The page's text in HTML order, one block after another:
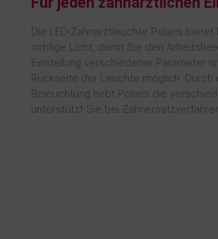
Die LED-Zahnarztleuchte Polaris
richtige Licht, damit Sie den
Einstellung verschiedener Parameter
Rückseite der Leuchte möglich.
Beleuchtung hebt Polaris die
unterstützt Sie bei